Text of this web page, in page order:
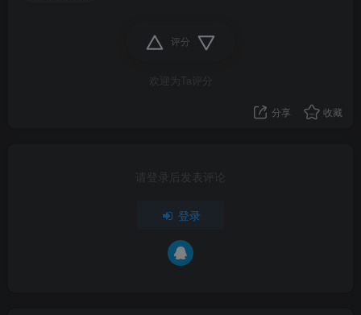
评分
欢迎为Ta评分
分享 收藏
请登录后发表评论
登录